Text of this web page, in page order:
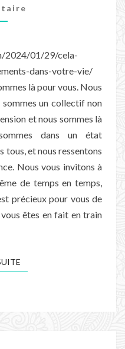
2024/01/29/cela-
dans-votre-vie/
là pour vous. Nous
un collectif non
et nous sommes là
dans un état
tous, et nous ressentons
Nous vous invitons à
de temps en temps,
précieux pour vous de
êtes en fait en train
LIRE LA SUITE